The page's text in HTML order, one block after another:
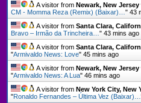
A visitor fromNewark, New Jersey
CM - Momma Reza (Remix) (Baixar)…"43
A visitor fromSanta Clara,
Bravo – Irmão da Trincheira…"43 mins ago
A visitor fromSanta Clara,
"Armivaldo News: Love"45 mins ago
A visitor fromNewark, New Jersey
"Armivaldo News: A Lua"46 mins ago
A visitor fromNew York City, New
"Ronaldo Fernandes – Última Vez (Baixar)…